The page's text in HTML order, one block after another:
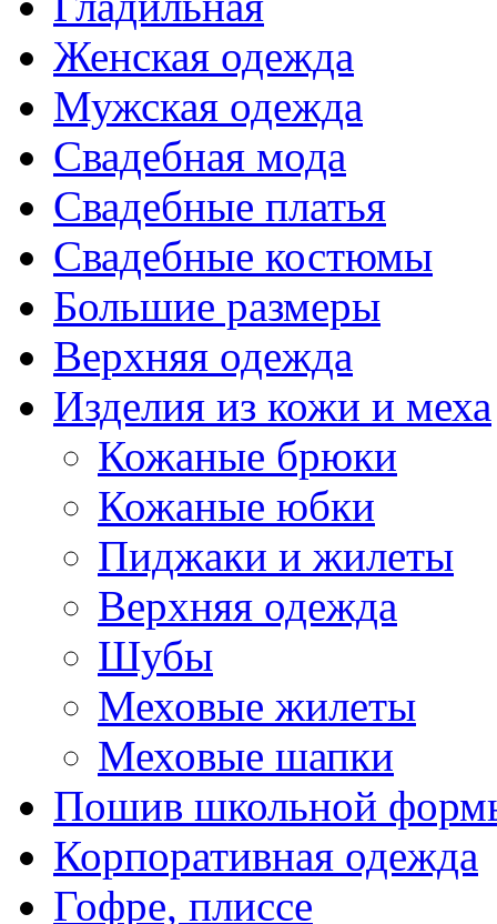
Женская одежда
Мужская одежда
Свадебная мода
Свадебные платья
Свадебные костюмы
Большие размеры
Верхняя одежда
Изделия из кожи и меха
Кожаные брюки
Кожаные юбки
Пиджаки и жилеты
Верхняя одежда
Шубы
Меховые жилеты
Меховые шапки
Пошив школьной
Корпоративная одежда
Гофре, плиссе